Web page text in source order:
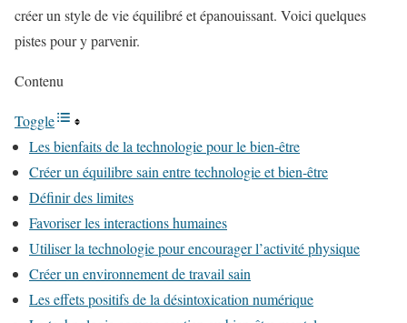
créer un style de vie équilibré et épanouissant. Voici quelques
pistes pour y parvenir.
Contenu
Toggle
Les bienfaits de la technologie pour le bien-être
Créer un équilibre sain entre technologie et bien-être
Définir des limites
Favoriser les interactions humaines
Utiliser la technologie pour encourager l’activité physique
Créer un environnement de travail sain
Les effets positifs de la désintoxication numérique